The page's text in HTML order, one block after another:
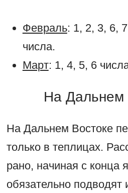
Февраль: 1, 2, 3, 6,
числа.
Март: 1, 4, 5, 6
На Дальнем
На Дальнем Востоке
только в теплицах.
рано, начиная с конца
обязательно подводят